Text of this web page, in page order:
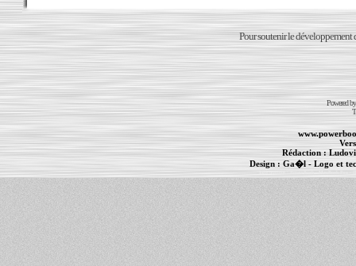
Pour soutenir le développement
Powered
Rédaction :
Design : Ga�l- Logo et